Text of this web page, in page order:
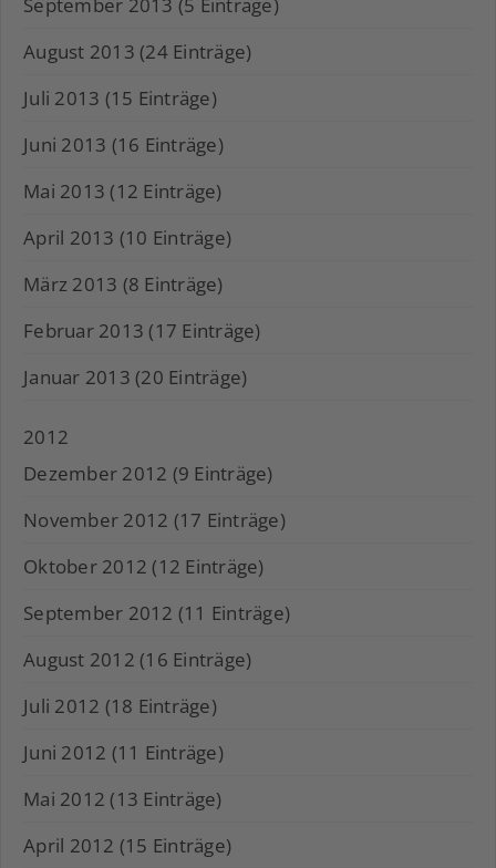
September 2013 (5 Einträge)
August 2013 (24 Einträge)
Juli 2013 (15 Einträge)
Juni 2013 (16 Einträge)
Mai 2013 (12 Einträge)
April 2013 (10 Einträge)
März 2013 (8 Einträge)
Februar 2013 (17 Einträge)
Januar 2013 (20 Einträge)
2012
Dezember 2012 (9 Einträge)
November 2012 (17 Einträge)
Oktober 2012 (12 Einträge)
September 2012 (11 Einträge)
August 2012 (16 Einträge)
Juli 2012 (18 Einträge)
Juni 2012 (11 Einträge)
Mai 2012 (13 Einträge)
April 2012 (15 Einträge)